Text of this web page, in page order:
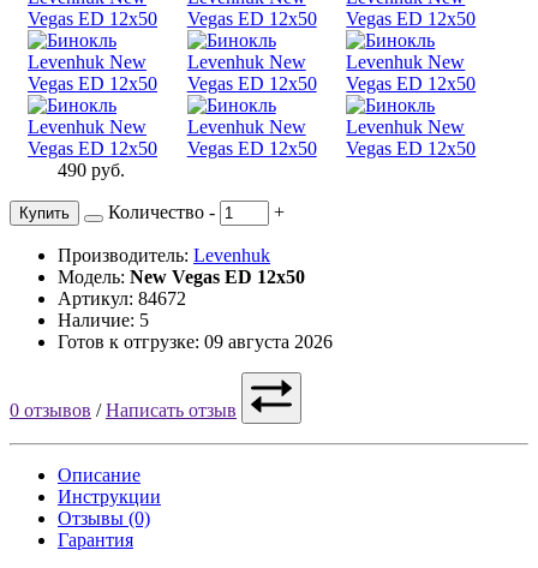
490 руб.
Купить Количество - +
Производитель: Levenhuk
Модель: New Vegas ED 12x50
Артикул: 84672
Наличие: 5
Готов к отгрузке: 09 августа 2026
0 отзывов /Написать отзыв
Описание
Инструкции
Отзывы (0)
Гарантия